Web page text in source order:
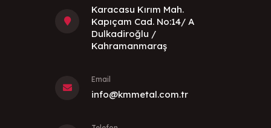
Karacasu Kırım Mah.
Kapıçam Cad. No:14/ A
Dulkadiroğlu /
Kahramanmaraş
Email
info@kmmetal.com.tr